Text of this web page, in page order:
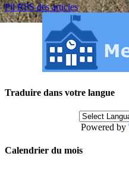
Fil RSS des articles
Traduire dans votre langue
Powered by
Calendrier du mois